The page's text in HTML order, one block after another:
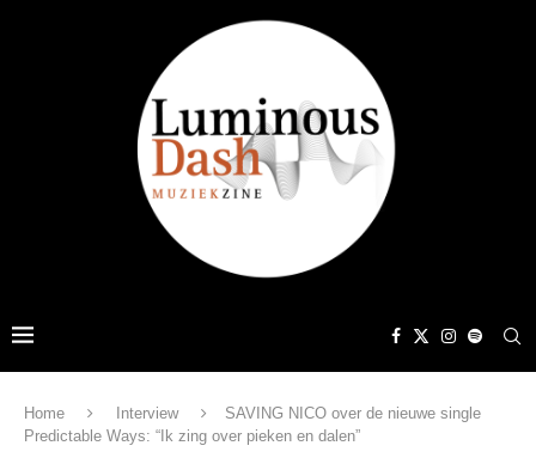
Home Interview
SAVING NICO over de nieuwe single
Predictable Ways: “Ik zing over pieken en dalen”